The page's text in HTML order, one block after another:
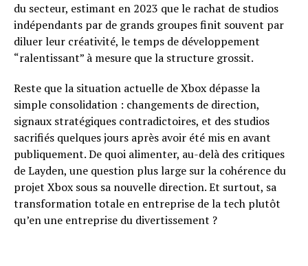
du secteur, estimant en 2023 que le rachat de studios
indépendants par de grands groupes finit souvent par
diluer leur créativité, le temps de développement
“ralentissant” à mesure que la structure grossit.
Reste que la situation actuelle de Xbox dépasse la
simple consolidation : changements de direction,
signaux stratégiques contradictoires, et des studios
sacrifiés quelques jours après avoir été mis en avant
publiquement. De quoi alimenter, au-delà des critiques
de Layden, une question plus large sur la cohérence du
projet Xbox sous sa nouvelle direction. Et surtout, sa
transformation totale en entreprise de la tech plutôt
qu’en une entreprise du divertissement ?